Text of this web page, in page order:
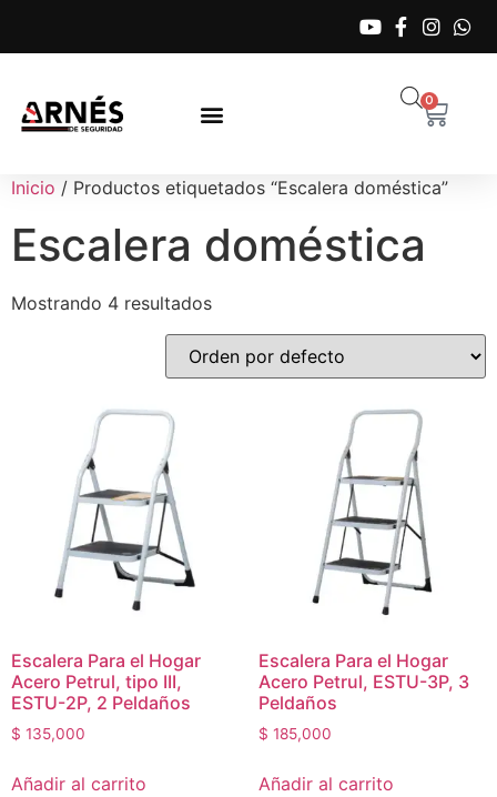
0
Inicio / Productos etiquetados “Escalera doméstica”
Escalera doméstica
Mostrando 4 resultados
Escalera Para el Hogar
Acero Petrul, tipo III,
ESTU-2P, 2 Peldaños
$ 135,000
Añadir al carrito
Escalera Para el Hogar
Acero Petrul, ESTU-3P, 3
Peldaños
$ 185,000
Añadir al carrito